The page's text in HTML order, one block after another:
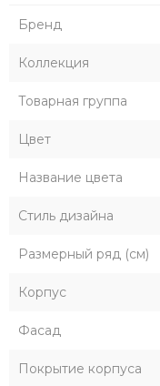
Бренд
Коллекция
Товарная группа
Цвет
Название цвета
Стиль дизайна
Размерный ряд (см)
Корпус
Фасад
Покрытие корпуса